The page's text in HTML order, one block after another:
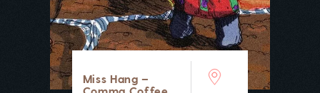
Miss Hang –
Comma Coffee